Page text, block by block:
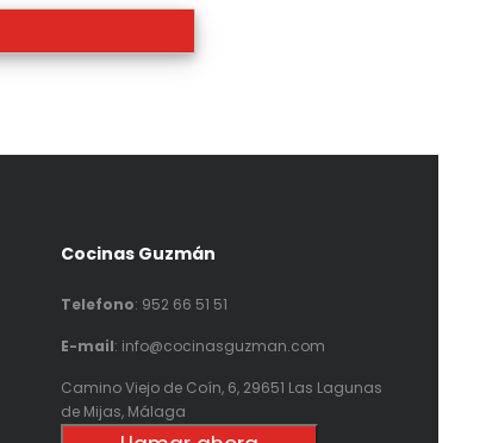
Cocinas Guzmán
Telefono: 952 66 51 51
E-mail: info@cocinasguzman.com
Camino Viejo de Coín, 6, 29651 Las Lagunas
de Mijas, Málaga